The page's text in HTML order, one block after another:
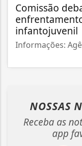
Comissão
infantojuvenil
Informações:
NOSSAS
Receba as
app